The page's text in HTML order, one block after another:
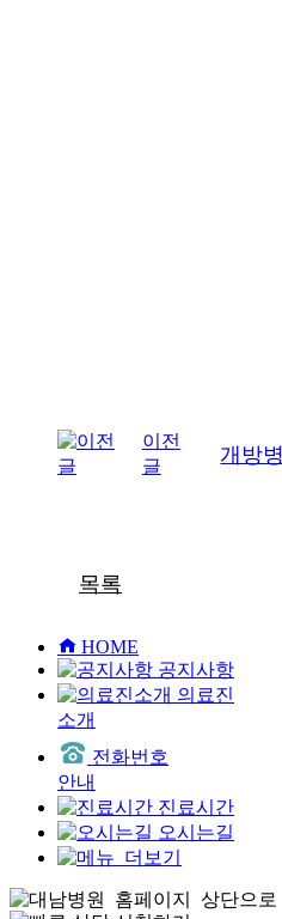
이전
글
개방
목록
HOME
공지사항
의료진
소개
전화번호
안내
진료시간
오시는길